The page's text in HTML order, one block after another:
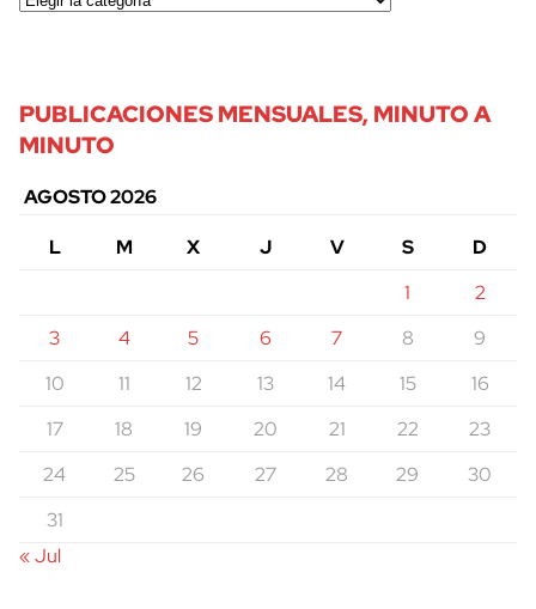
PUBLICACIONES MENSUALES, MINUTO A
MINUTO
AGOSTO 2026
L
M X J V S
D
1
2
3
4 5 6 7 8
9
10
11 12 13 14 15
16
17
18 19 20 21 22
23
24
25 26 27 28 29
30
31
« Jul